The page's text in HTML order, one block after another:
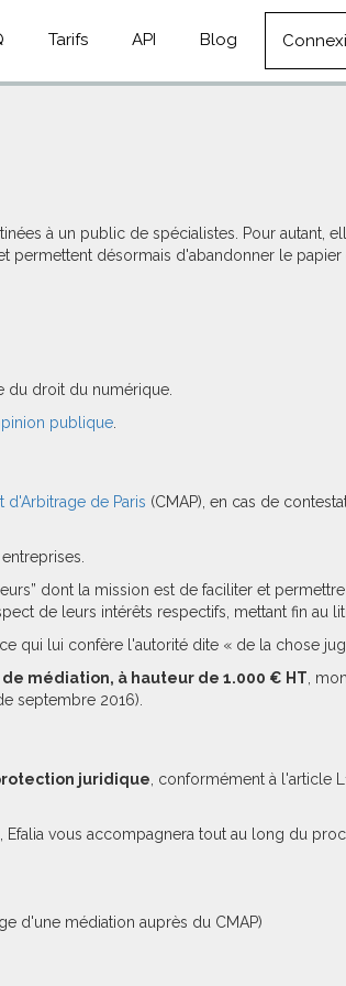
Tarifs API Blog
à un public de spécialistes. Pour autant,
permettent désormais d'abandonner le papier
du droit du numérique.
publique
d'Arbitrage de Paris (CMAP), en cas de
dont la mission est de faciliter et
de leurs intérêts respectifs, mettant fin au
qui lui confère l'autorité dite « de la chose
médiation, à hauteur de 1.000 € HT ,
septembre 2016).
juridique , conformément à l'article
Efalia vous accompagnera tout au long du
d'une médiation auprès du CMAP)